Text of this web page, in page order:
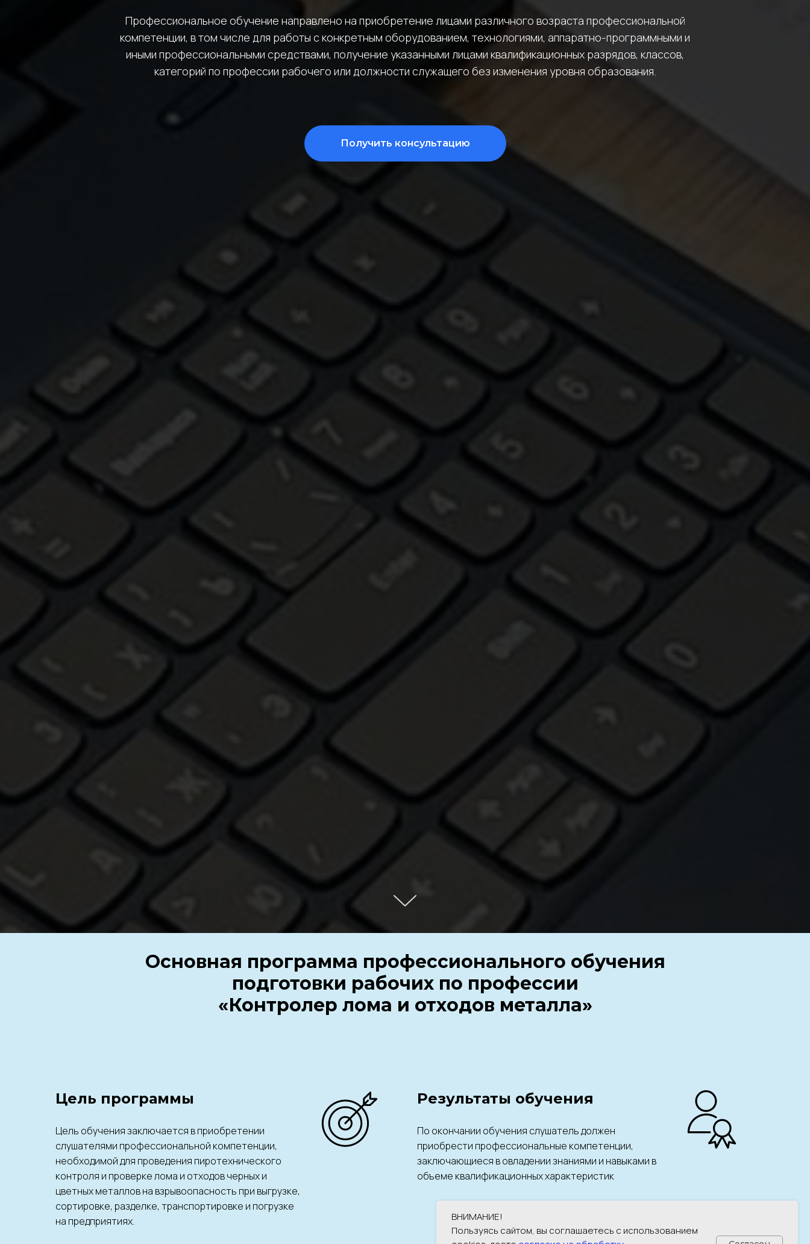
ВНИМАНИЕ!
Пользуясь сайтом, вы соглашаетесь с использованием
Профессиональное обучение направлено на приобретение лицами различного возраста профессиональной
компетенции, в том числе для работы с конкретным оборудованием, технологиями, аппаратно-программными и
иными профессиональными средствами, получение указанными лицами квалификационных разрядов, классов,
категорий по профессии рабочего или должности служащего без изменения уровня образования.
Получить консультацию
Основная программа профессионального обучения
подготовки рабочих по профессии
«Контролер лома и отходов металла»
Цель программы
Цель обучения заключается в приобретении
слушателями профессиональной компетенции,
необходимой для проведения пиротехнического
контроля и проверке лома и отходов черных и
цветных металлов на взрывоопасность при выгрузке,
сортировке, разделке, транспортировке и погрузке
на предприятиях.
Результаты обучения
По окончании обучения слушатель должен
приобрести профессиональные компетенции,
заключающиеся в овладении знаниями и навыками в
объеме квалификационных характеристик